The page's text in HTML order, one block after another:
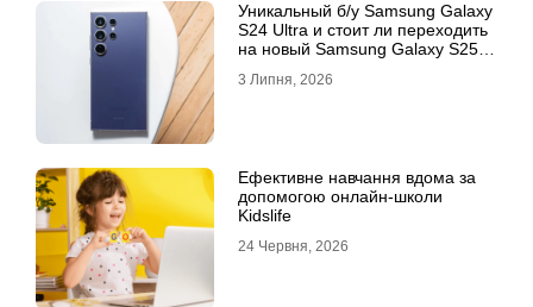
Уникальный б/у Samsung Galaxy
S24 Ultra и стоит ли переходить
на новый Samsung Galaxy S25
3 Липня, 2026
Ефективне навчання вдома за
допомогою онлайн-школи
Kidslife
24 Червня, 2026